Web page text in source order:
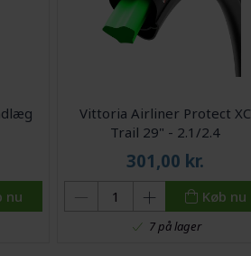
nu
Vittoria Airliner Protect XC
Trail 29" - 2.1/2.4
301,00 kr.
Køb nu
7 på lager